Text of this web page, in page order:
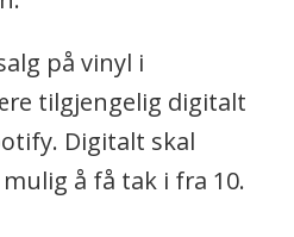
på vinyl i
tilgjengelig digitalt
Digitalt skal
å få tak i fra 10.